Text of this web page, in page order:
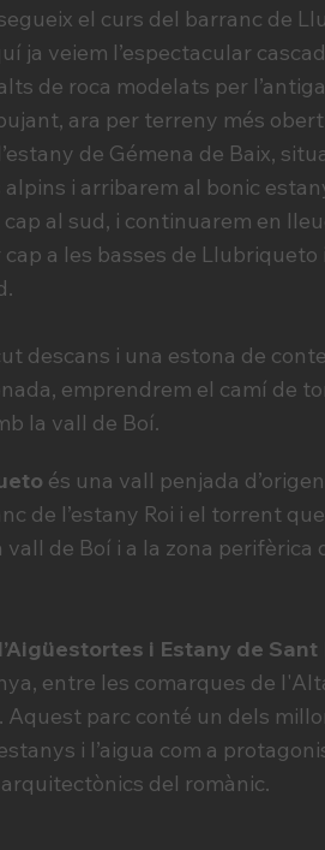
el curs del barranc de
ja veiem l’espectacular
de roca modelats per
ara per terreny més
de Gémena de Baix,
i arribarem al bonic
al sud, i continuarem en
a les basses de Llubriqueto
descans i una estona de
emprendrem el camí de
la vall de Boí.
és una vall penjada
de l’estany Roi i el torrent
vall de Boí i a la zona
i Estany de
entre les comarques de
Aquest parc conté un dels
i l’aigua com a
del romànic.